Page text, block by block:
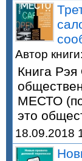
Автор
Книга
МЕСТО
это
18.09.2018